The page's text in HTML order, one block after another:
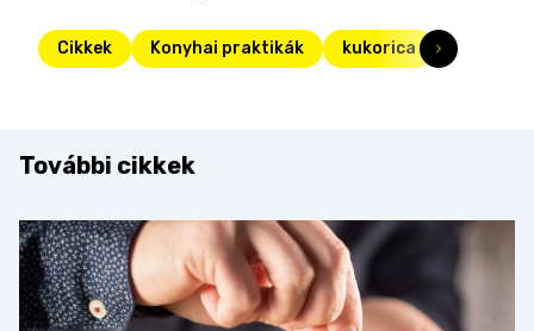
Cikkek Konyhai praktikák kukorica
További cikkek